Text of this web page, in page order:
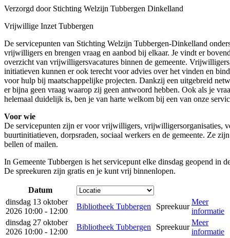
Verzorgd door Stichting Welzijn Tubbergen Dinkelland
Vrijwillige Inzet Tubbergen
De servicepunten van Stichting Welzijn Tubbergen-Dinkelland
vrijwilligers en brengen vraag en aanbod bij elkaar. Je vindt er
overzicht van vrijwilligersvacatures binnen de gemeente.
initiatieven kunnen er ook terecht voor advies over het vinden en
voor hulp bij maatschappelijke projecten. Dankzij een uitgebreid
er bijna geen vraag waarop zij geen antwoord hebben. Ook als je
helemaal duidelijk is, ben je van harte welkom bij een van onze
Voor wie
De servicepunten zijn er voor vrijwilligers, vrijwilligersorganisaties,
buurtinitiatieven, dorpsraden, sociaal werkers en de gemeente. Ze
bellen of mailen.
In Gemeente Tubbergen is het servicepunt elke dinsdag geopend in
De spreekuren zijn gratis en je kunt vrij binnenlopen.
Datum
dinsdag 13 oktober
2026 10:00 - 12:00
Bibliotheek Tubbergen Spreekuur
Meer
informatie
dinsdag 27 oktober
2026 10:00 - 12:00
Bibliotheek Tubbergen Spreekuur
Meer
informatie